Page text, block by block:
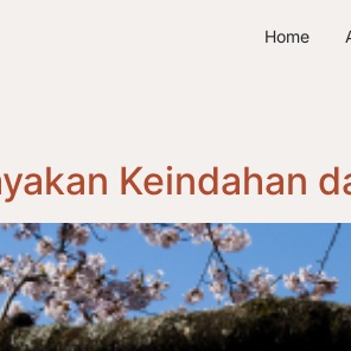
Home
Keindahan